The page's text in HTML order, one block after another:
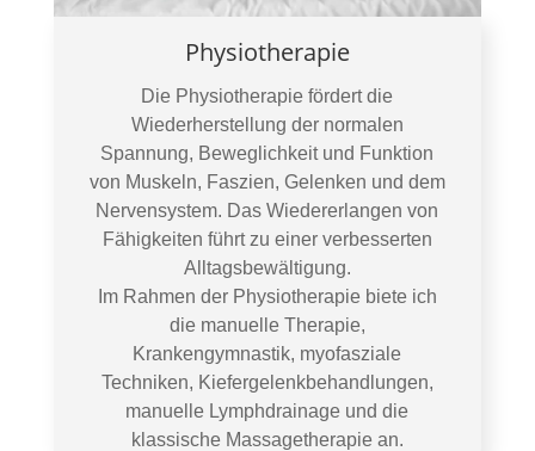
Physiotherapie
Die Physiotherapie fördert die
Wiederherstellung der normalen
Spannung, Beweglichkeit und Funktion
von Muskeln, Faszien, Gelenken und dem
Nervensystem. Das Wiedererlangen von
Fähigkeiten führt zu einer verbesserten
Alltagsbewältigung.
Im Rahmen der Physiotherapie biete ich
die manuelle Therapie,
Krankengymnastik, myofasziale
Techniken, Kiefergelenkbehandlungen,
manuelle Lymphdrainage und die
klassische Massagetherapie an.